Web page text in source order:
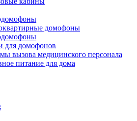
домофоны
для домофонов
вызова медицинского персонала
питание для дома